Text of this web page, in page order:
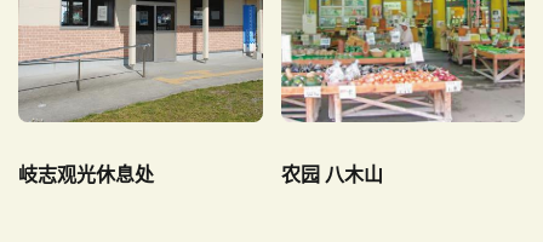
岐志观光休息处 农园 八木山